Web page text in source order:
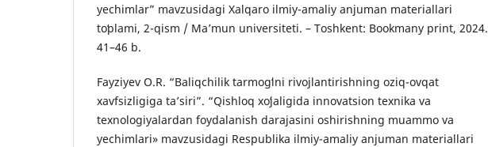
yechimlar” mavzusidagi Xalqaro ilmiy-amaliy anjuman materiallari
toʻplami, 2-qism / Maʼmun universiteti. – Toshkent: Bookmany print, 2024.
41–46 b.
Fayziyev O.R. “Baliqchilik tarmogʻini rivojlantirishning oziq-ovqat
xavfsizligiga taʼsiri”. “Qishloq xoʻjaligida innovatsion texnika va
texnologiyalardan foydalanish darajasini oshirishning muammo va
yechimlari» mavzusidagi Respublika ilmiy-amaliy anjuman materiallari